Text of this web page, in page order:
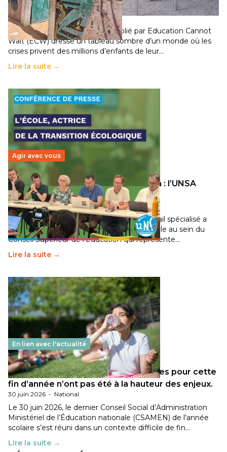
population
11 juillet 2026- National
Un nouveau rapport mondial publié par Education Cannot
Wait (ECW) dresse un tableau sombre d’un monde où les
crises privent des millions d’enfants de leur…
Lire la suite →
Agir avec vous
Transition écologique de l’éducation : l’UNSA
Éducation fait bouger les lignes
30 juin 2026-National
Pendant plusieurs mois, un groupe de travail spécialisé a
travaillé sur la transition écologique de l’Ecole au sein du
Conseil Supérieur de l’Éducation qui représente…
Lire la suite →
En lien avec l'actualité
Les décisions ministérielles attendues pour cette
fin d’année n’ont pas été à la hauteur des enjeux.
30 juin 2026 - National
Le 30 juin 2026, le dernier Conseil Social d’Administration
Ministériel de l’Éducation nationale (CSAMEN) de l'année
scolaire s’est réuni dans un contexte difficile de fin…
Lire la suite →